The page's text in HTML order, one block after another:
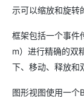
示可以缩放和旋转
框架包括一个事件
m）进行精确的双
下、移动、释放和
图形视图使用一